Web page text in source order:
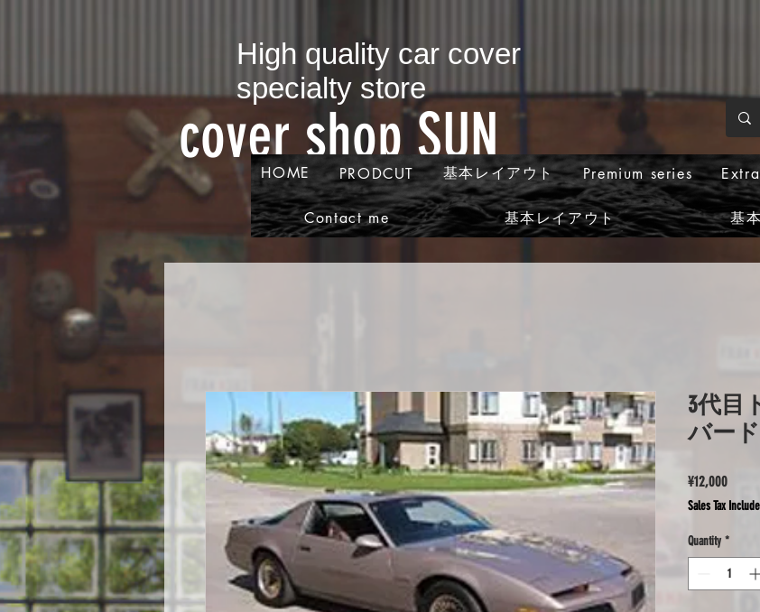
HOME PRODCUT 基本レイアウト Premium series
Contact me 基本レイアウト 基
​High quality car cover
specialty store
​cover shop SUN
3代目
バード
¥12,000Price
Sales Tax
Quantity *